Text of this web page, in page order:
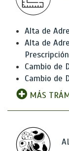
Alta de
Alta de
Cambio de
Cambio de
MÁS